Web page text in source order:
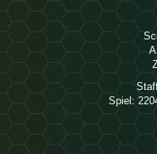
Spiel: